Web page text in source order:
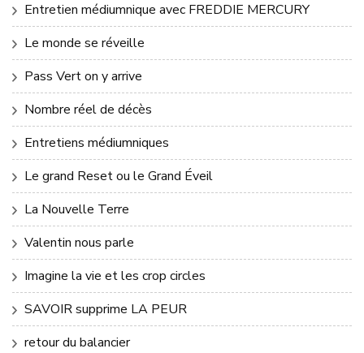
Entretien médiumnique avec FREDDIE MERCURY
Le monde se réveille
Pass Vert on y arrive
Nombre réel de décès
Entretiens médiumniques
Le grand Reset ou le Grand Éveil
La Nouvelle Terre
Valentin nous parle
Imagine la vie et les crop circles
SAVOIR supprime LA PEUR
retour du balancier